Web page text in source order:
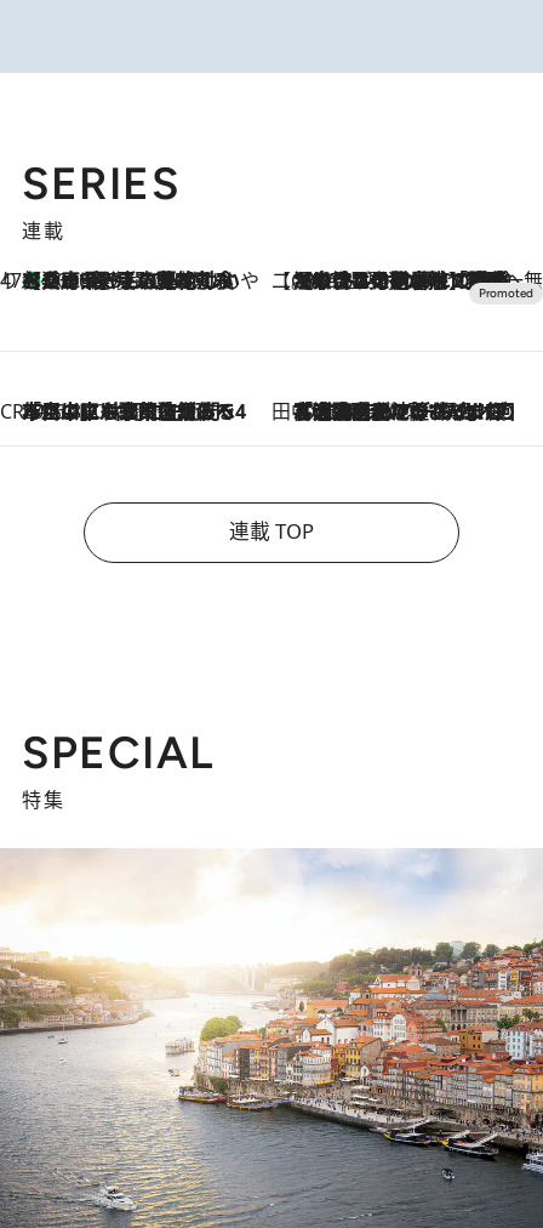
SERIES
連載
47都道府県の手みやげ ひんやりスイーツで夏を満喫
2026.8.8
【兵庫県】この夏絶対食べたい 冷やしておいしいおやつ3選 淡路島の恵みをジェラートに集約 【CREA×星野リゾート】唯一無二。癒しと発見が待つ場所へ
2026.8.7
【トンボの足水浴】ヒノキの香りに包まれて涼感マックス！約13℃の湧水かけ流しを避暑地「星野温泉 トンボの湯」で体験
CREA'S CHOICE
2026.8.7
「立川にも歌舞伎があるんだよ」 片岡仁左衛門・市川中車ら豪華座組みで4年目の立川立飛歌舞伎へ 田中稲の勝手に再ブーム
2026.8.7
「湘南乃風に憧れて」観客大盛上がりの“タオル回し”に、ラッパー顔負けの高速歌唱まで…さだまさし（74）のアグレッシブすぎる現在地
連載 TOP
SPECIAL
特集